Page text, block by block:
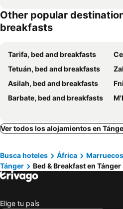
Other popular
breakfasts
Tarifa, bed and breakfasts
Tetuán, bed and breakfasts
Asilah, bed and breakfasts
Barbate, bed and breakfasts
Ver todos los alojamientos en
Busca hoteles África Marruecos
Tánger
Bed & Breakfast en Tánger
Elige tu país